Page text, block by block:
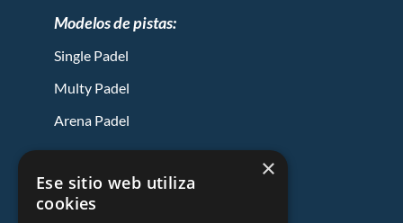
Modelos de pistas:
Single Padel
Multy Padel
Arena Padel
Encuentranos
×
Ese sitio web utiliza
cookies